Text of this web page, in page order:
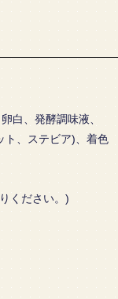
白、発酵調味液、
ト、ステビア)、着色
ください。)